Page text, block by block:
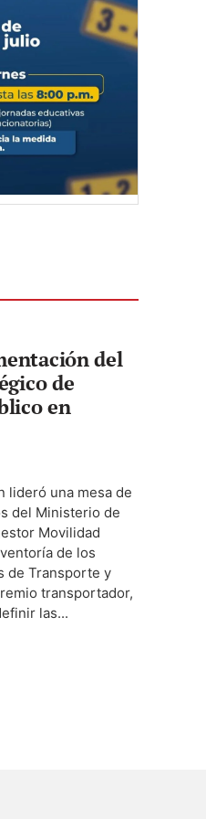
del
de
en
lideró una mesa de
del Ministerio de
Movilidad
de los
de Transporte y
transportador,
las...